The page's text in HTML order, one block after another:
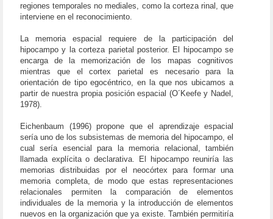
regiones temporales no mediales, como la corteza rinal, que
interviene en el reconocimiento.
La memoria espacial requiere de la participación del
hipocampo y la corteza parietal posterior. El hipocampo se
encarga de la memorización de los mapas cognitivos
mientras que el cortex parietal es necesario para la
orientación de tipo egocéntrico, en la que nos ubicamos a
partir de nuestra propia posición espacial (O´Keefe y Nadel,
1978).
Eichenbaum (1996) propone que el aprendizaje espacial
sería uno de los subsistemas de memoria del hipocampo, el
cual sería esencial para la memoria relacional, también
llamada explícita o declarativa. El hipocampo reuniría las
memorias distribuidas por el neocórtex para formar una
memoria completa, de modo que estas representaciones
relacionales permiten la comparación de elementos
individuales de la memoria y la introducción de elementos
nuevos en la organización que ya existe. También permitiría